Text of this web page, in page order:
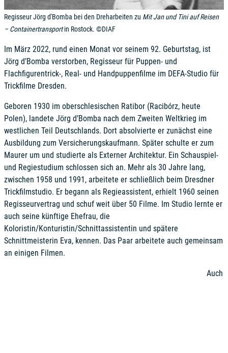
Regisseur Jörg d'Bomba bei den Dreharbeiten zu Mit Jan und Tini auf Reisen
– Containertransportin Rostock. ©DIAF
Im März 2022, rund einen Monat vor seinem 92. Geburtstag, ist
Jörg d’Bomba verstorben, Regisseur für Puppen- und
Flachfigurentrick-, Real- und Handpuppenfilme im DEFA-Studio für
Trickfilme Dresden.
Geboren 1930 im oberschlesischen Ratibor (Racibórz, heute
Polen), landete Jörg d’Bomba nach dem Zweiten Weltkrieg im
westlichen Teil Deutschlands. Dort absolvierte er zunächst eine
Ausbildung zum Versicherungskaufmann. Später schulte er zum
Maurer um und studierte als Externer Architektur. Ein Schauspiel-
und Regiestudium schlossen sich an. Mehr als 30 Jahre lang,
zwischen 1958 und 1991, arbeitete er schließlich beim Dresdner
Trickfilmstudio. Er begann als Regieassistent, erhielt 1960 seinen
Regisseurvertrag und schuf weit über 50 Filme. Im Studio lernte er
auch seine künftige Ehefrau, die
Koloristin/Konturistin/Schnittassistentin und spätere
Schnittmeisterin Eva, kennen. Das Paar arbeitete auch gemeinsam
an einigen Filmen.
Auch